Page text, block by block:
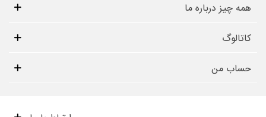
همه چیز درباره ما
کاتالوگ
حساب من